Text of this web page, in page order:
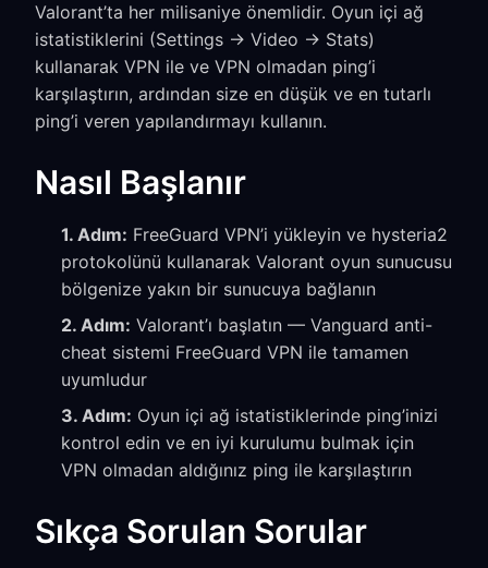
Valorant’ta her milisaniye önemlidir. Oyun içi ağ
istatistiklerini (Settings → Video → Stats)
kullanarak VPN ile ve VPN olmadan ping’i
karşılaştırın, ardından size en düşük ve en tutarlı
ping’i veren yapılandırmayı kullanın.
Nasıl Başlanır
1. Adım: FreeGuard VPN’i yükleyin ve hysteria2
protokolünü kullanarak Valorant oyun sunucusu
bölgenize yakın bir sunucuya bağlanın
2. Adım: Valorant’ı başlatın — Vanguard anti-
cheat sistemi FreeGuard VPN ile tamamen
uyumludur
3. Adım: Oyun içi ağ istatistiklerinde ping’inizi
kontrol edin ve en iyi kurulumu bulmak için
VPN olmadan aldığınız ping ile karşılaştırın
Sıkça Sorulan Sorular